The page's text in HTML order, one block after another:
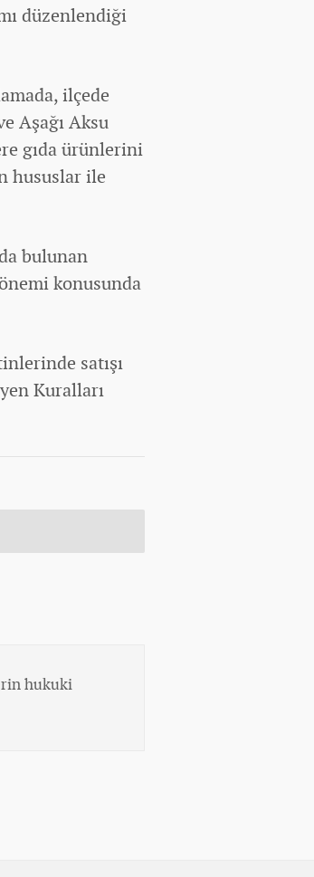
düzenlendiği
ilçede
Aşağı Aksu
gıda ürünlerini
hususlar ile
bulunan
konusunda
satışı
Kuralları
hukuki